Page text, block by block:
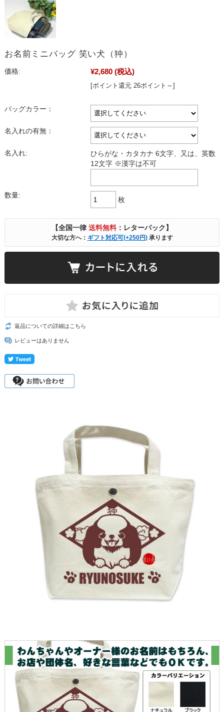
お名前ミニバッグ 笑い犬（狆）
価格: ¥2,680 (税込)
[ポイント還元 26ポイント～]
バッグカラー：
名入れの有無：
名入れ:
ひらがな・カタカナ 6文字、又は、英数
12文字 ※漢字は不可
数量:
枚
【全国一律送料無料 ：レターパック】
大切な方へ： ギフト対応可(+250円)承ります
返品についての詳細はこちら
レビューはありません